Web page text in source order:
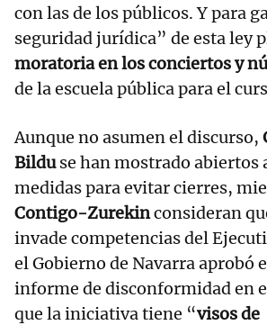
con las de los públicos. Y para
seguridad jurídica” de esta ley
moratoria en los conciertos y
de la escuela pública para el
Aunque no asumen el discurso,
Bilduse han mostrado abiertos
medidas para evitar cierres,
Contigo-Zurekinconsideran
invade competencias del
el Gobierno de Navarra aprobó
informe de disconformidad en
que la iniciativa tiene “visos de